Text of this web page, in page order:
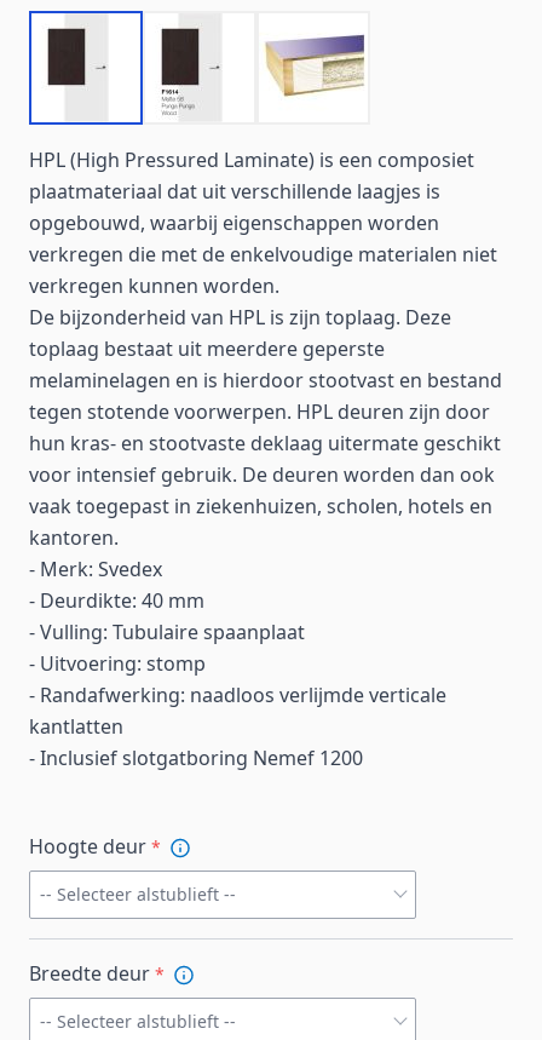
HPL (High Pressured Laminate) is een composiet
plaatmateriaal dat uit verschillende laagjes is
opgebouwd, waarbij eigenschappen worden
verkregen die met de enkelvoudige materialen niet
verkregen kunnen worden.
De bijzonderheid van HPL is zijn toplaag. Deze
toplaag bestaat uit meerdere geperste
melaminelagen en is hierdoor stootvast en bestand
tegen stotende voorwerpen. HPL deuren zijn door
hun kras- en stootvaste deklaag uitermate geschikt
voor intensief gebruik. De deuren worden dan ook
vaak toegepast in ziekenhuizen, scholen, hotels en
kantoren.
- Merk: Svedex
- Deurdikte: 40 mm
- Vulling: Tubulaire spaanplaat
- Uitvoering: stomp
- Randafwerking: naadloos verlijmde verticale
kantlatten
- Inclusief slotgatboring Nemef 1200
Hoogte deur *
-- Selecteer alstublieft --
Breedte deur *
-- Selecteer alstublieft --